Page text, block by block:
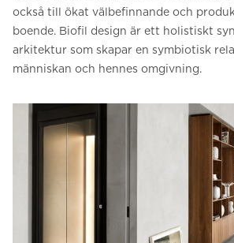
också till ökat välbefinnande och
boende. Biofil design är ett holistiskt
arkitektur som skapar en symbiotisk
människan och hennes omgivning.